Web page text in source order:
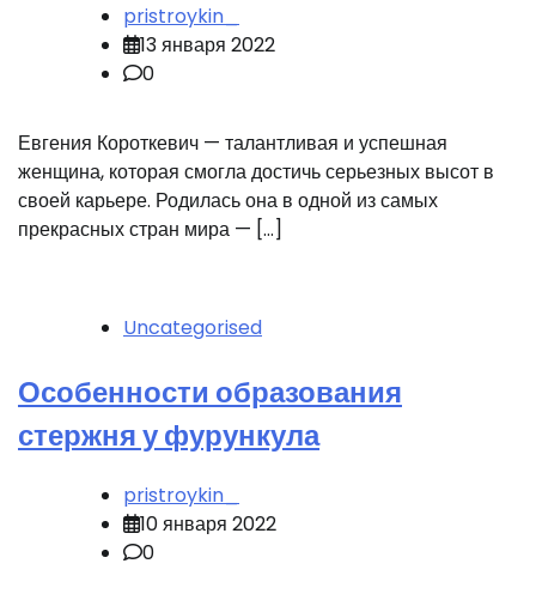
pristroykin_
13 января 2022
0
Евгения Короткевич — талантливая и успешная
женщина, которая смогла достичь серьезных высот в
своей карьере. Родилась она в одной из самых
прекрасных стран мира — […]
Uncategorised
Особенности образования
стержня у фурункула
pristroykin_
10 января 2022
0